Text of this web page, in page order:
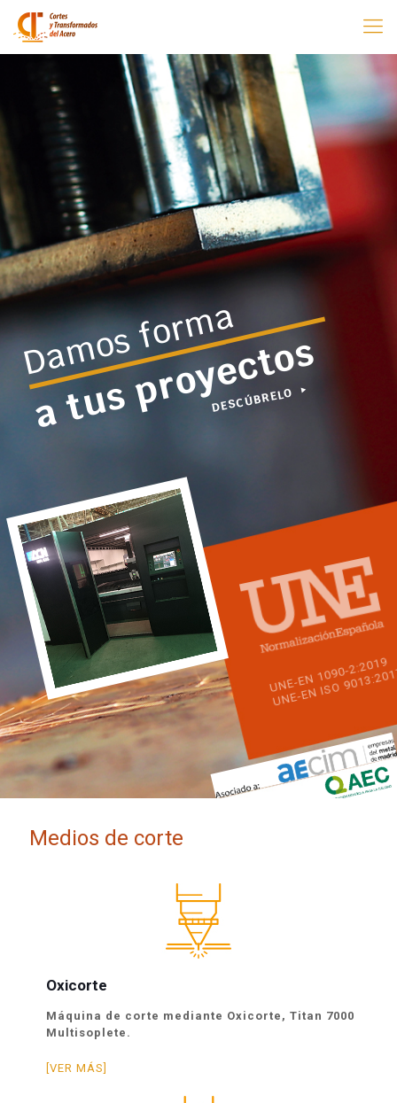
Medios de corte
Oxicorte
Máquina de corte mediante Oxicorte, Titan 7000
Multisoplete.
[VER MÁS]